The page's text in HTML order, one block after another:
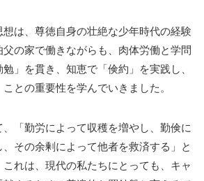
は、尊徳自身の壮絶な少年時代の経験
の家で働きながらも、肉体労働と学問
」を貫き、知恵で「倹約」を実践し、
との重要性を学んでいきました。
「勤労によって収穫を増やし、勤倹に
その余剰によって他者を救済する」と
れは、現代の私たちにとっても、キャ